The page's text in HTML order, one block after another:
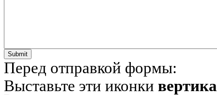
Перед отправкой формы:
Выставьте эти иконки